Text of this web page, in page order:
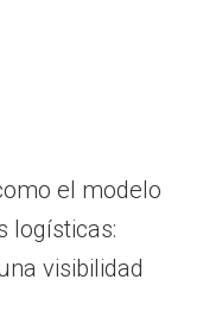
el modelo
logísticas:
visibilidad